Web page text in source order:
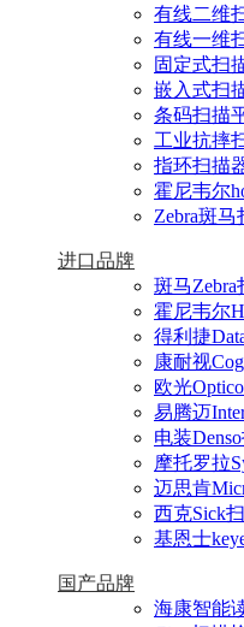
有线二维
有线一维
固定式扫
嵌入式扫
条码扫描
工业抗摔
指环扫描
霍尼韦尔
Zebra斑
进口品牌
斑马Zebra
霍尼韦尔
得利捷
康耐视
欧光
易腾迈
电装
摩托罗拉
迈思肯
西克Sick
基恩士
国产品牌
海康智能